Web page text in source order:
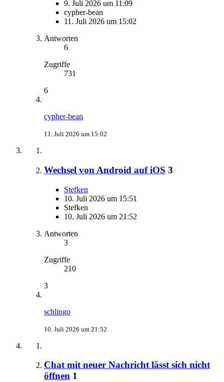
9. Juli 2026 um 11:09
cypher-bean
11. Juli 2026 um 15:02
Antworten
6
Zugriffe
731
6
cypher-bean
11. Juli 2026 um 15:02
Wechsel von Android auf iOS 3
Stefken
10. Juli 2026 um 15:51
Stefken
10. Juli 2026 um 21:52
Antworten
3
Zugriffe
210
3
schlingo
10. Juli 2026 um 21:52
Chat mit neuer Nachricht lässt sich nicht
öffnen 1